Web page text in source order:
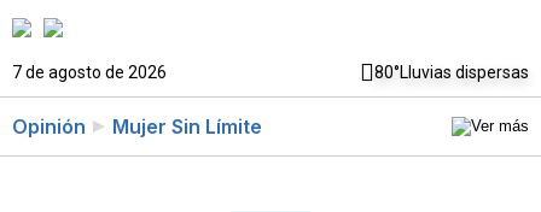
7 de agosto de 2026 80°Lluvias dispersas
Opinión Mujer Sin Límite